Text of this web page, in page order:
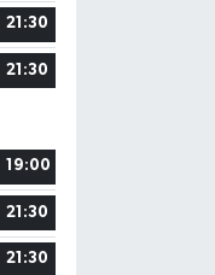
21:30
21:30
19:00
21:30
21:30